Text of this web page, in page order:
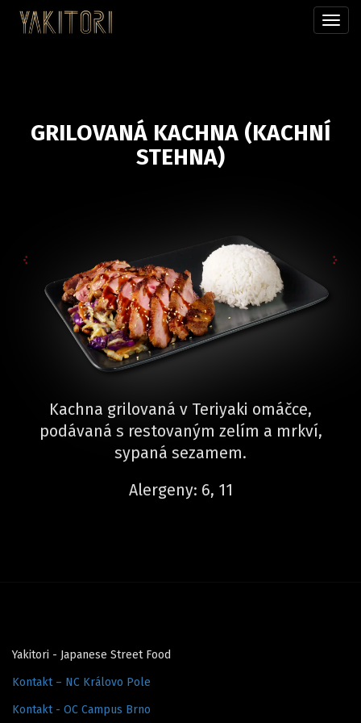
menu
GRILOVANÁ KACHNA (KACHNÍ
STEHNA)
Kachna grilovaná v Teriyaki omáčce,
podávaná s restovaným zelím a mrkví,
sypaná sezamem.
Alergeny: 6, 11
Yakitori - Japanese Street Food
Kontakt – NC Královo Pole
Kontakt - OC Campus Brno